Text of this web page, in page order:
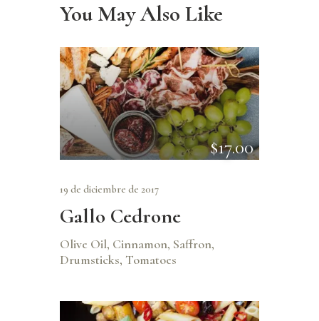
You May Also Like
$17.00
19 de diciembre de 2017
Gallo Cedrone
Olive Oil, Cinnamon, Saffron,
Drumsticks, Tomatoes